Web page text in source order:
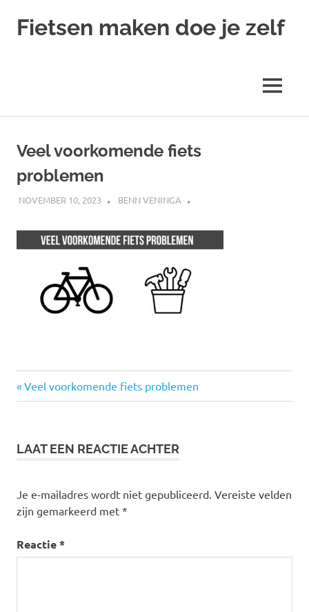
Fietsen maken doe je zelf
MENU
Veel voorkomende fiets
problemen
NOVEMBER 10, 2023 BENN VENINGA
Bericht
Vorige
bericht:
Veel voorkomende fiets problemen
LAAT EEN REACTIE ACHTER
Je e-mailadres wordt niet gepubliceerd. Vereiste velden
zijn gemarkeerd met *
Reactie*